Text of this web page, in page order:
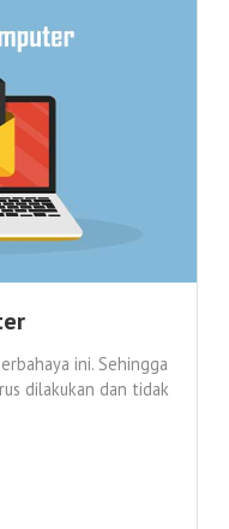
ini. Sehingga
dilakukan dan tidak